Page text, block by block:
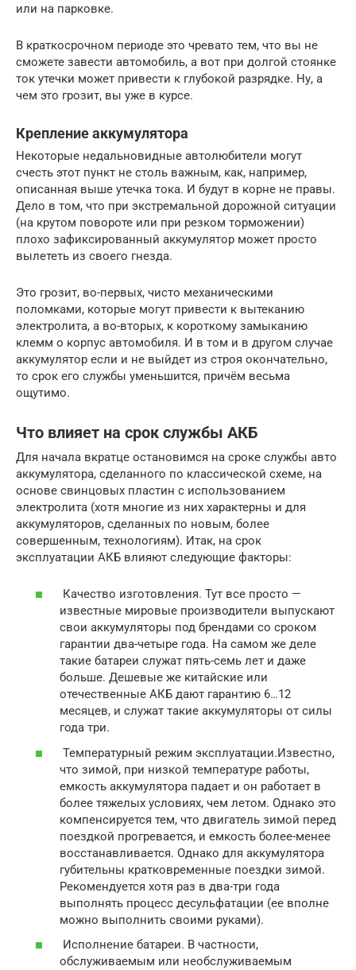
или на парковке.
В краткосрочном периоде это чревато тем, что вы не
сможете завести автомобиль, а вот при долгой стоянке
ток утечки может привести к глубокой разрядке. Ну, а
чем это грозит, вы уже в курсе.
Крепление аккумулятора
Некоторые недальновидные автолюбители могут
счесть этот пункт не столь важным, как, например,
описанная выше утечка тока. И будут в корне не правы.
Дело в том, что при экстремальной дорожной ситуации
(на крутом повороте или при резком торможении)
плохо зафиксированный аккумулятор может просто
вылететь из своего гнезда.
Это грозит, во-первых, чисто механическими
поломками, которые могут привести к вытеканию
электролита, а во-вторых, к короткому замыканию
клемм о корпус автомобиля. И в том и в другом случае
аккумулятор если и не выйдет из строя окончательно,
то срок его службы уменьшится, причём весьма
ощутимо.
Что влияет на срок службы АКБ
Для начала вкратце остановимся на сроке службы авто
аккумулятора, сделанного по классической схеме, на
основе свинцовых пластин с использованием
электролита (хотя многие из них характерны и для
аккумуляторов, сделанных по новым, более
совершенным, технологиям). Итак, на срок
эксплуатации АКБ влияют следующие факторы:
Качество изготовления. Тут все просто —
известные мировые производители выпускают
свои аккумуляторы под брендами со сроком
гарантии два-четыре года. На самом же деле
такие батареи служат пять-семь лет и даже
больше. Дешевые же китайские или
отечественные АКБ дают гарантию 6…12
месяцев, и служат такие аккумуляторы от силы
года три.
Температурный режим эксплуатации.Известно,
что зимой, при низкой температуре работы,
емкость аккумулятора падает и он работает в
более тяжелых условиях, чем летом. Однако это
компенсируется тем, что двигатель зимой перед
поездкой прогревается, и емкость более-менее
восстанавливается. Однако для аккумулятора
губительны кратковременные поездки зимой.
Рекомендуется хотя раз в два-три года
выполнять процесс десульфатации (ее вполне
можно выполнить своими руками).
Исполнение батареи. В частности,
обслуживаемым или необслуживаемым